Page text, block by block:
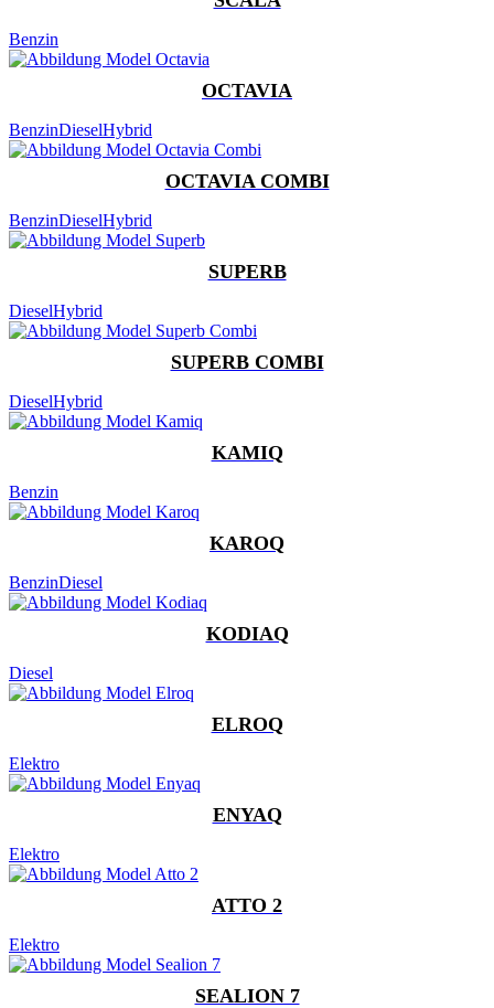
Benzin
OCTAVIA
BenzinDieselHybrid
OCTAVIA COMBI
BenzinDieselHybrid
SUPERB
DieselHybrid
SUPERB COMBI
DieselHybrid
KAMIQ
Benzin
KAROQ
BenzinDiesel
KODIAQ
Diesel
ELROQ
Elektro
ENYAQ
Elektro
ATTO 2
Elektro
SEALION 7